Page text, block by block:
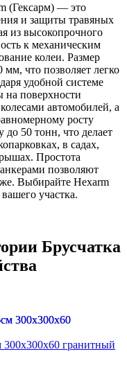
(Гексарм) — это
и защиты травяных
из высокопрочного
к механическим
колеи. Размер
мм, что позволяет легко
удобной системе
на поверхности
автомобилей, а
росту
до 50 тонн, что делает
в садах,
Простота
позволяют
Выбирайте Hexarm
участка.
Брусчатка
300х300х60 гранитный